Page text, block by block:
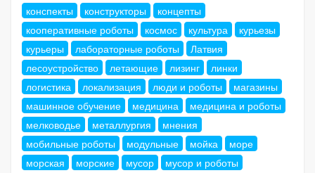
конспекты
конструкторы
концепты
кооперативные роботы
космос культура
курьезы
курьеры
лабораторные роботы
Латвия
лесоустройство
летающие лизинг
линки
логистика
локализация люди и роботы
магазины
машинное обучение
медицина
медицина и роботы
мелководье
металлургия
мнения
мобильные роботы
модульные мойка
море
морская
морские мусор
мусор и роботы